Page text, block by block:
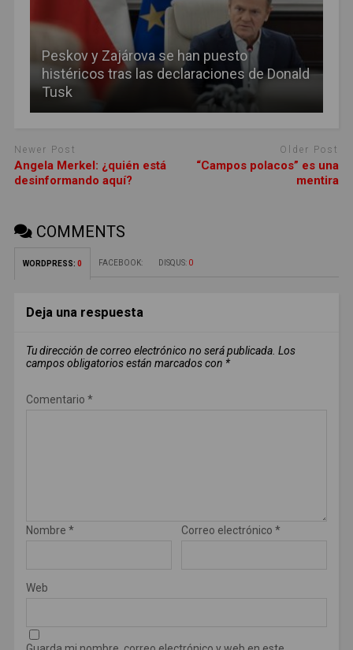
Peskov y Zajárova se han puesto
histéricos tras las declaraciones de Donald
Tusk
Newer Post
Angela Merkel: ¿quién está
desinformando aquí?
Older Post
“Campos polacos” es una
mentira
COMMENTS
WORDPRESS: 0 FACEBOOK: DISQUS: 0
Deja una respuesta
Tu dirección de correo electrónico no será publicada. Los
campos obligatorios están marcados con *
Comentario *
Nombre * Correo electrónico *
Web